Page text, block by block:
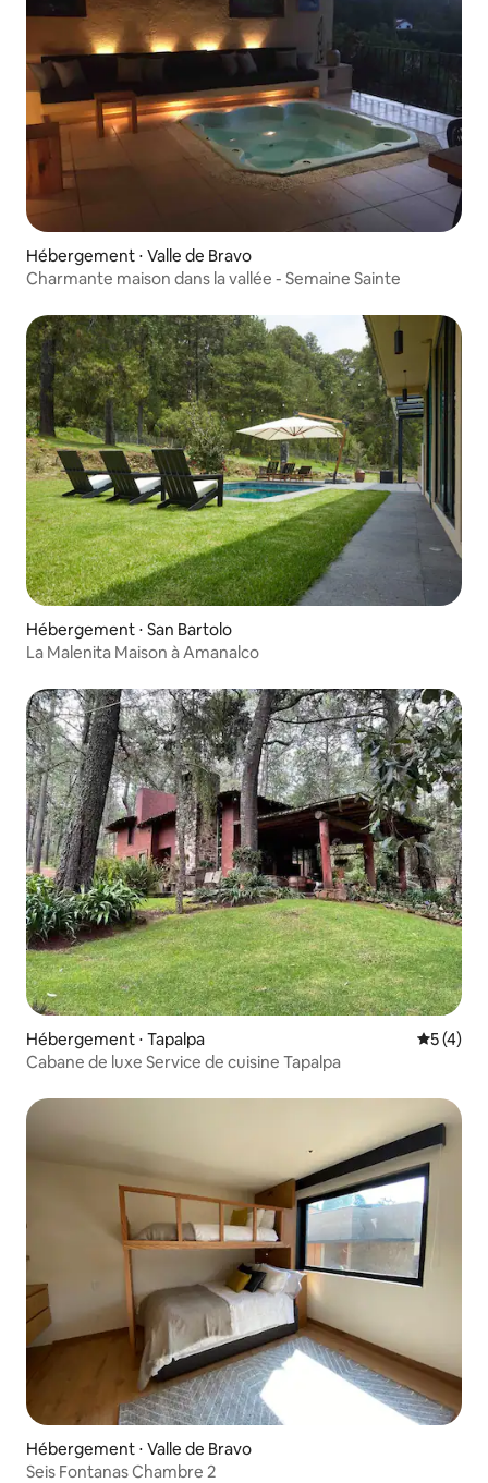
Hébergement ⋅ Valle de Bravo
Charmante maison dans la vallée - Semaine Sainte
Hébergement ⋅ San Bartolo
La Malenita Maison à Amanalco
Hébergement ⋅ Tapalpa
5 (4)
Cabane de luxe Service de cuisine Tapalpa
Hébergement ⋅ Valle de Bravo
Seis Fontanas Chambre 2